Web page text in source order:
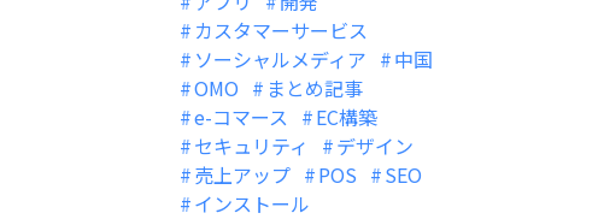
カスタマーサービス
ソーシャルメディア
中国
OMO
まとめ記事
e-コマース
EC構築
セキュリティ
デザイン
売上アップ
POS
SEO
インストール